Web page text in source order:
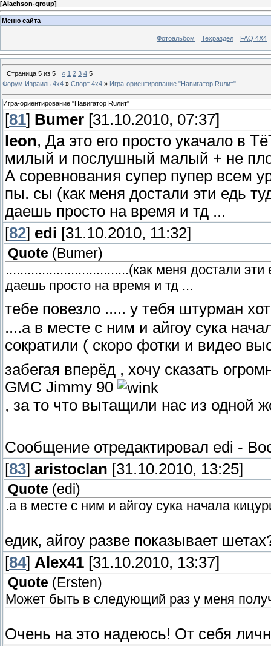
[Alachson-group]
Меню сайта
Фотоальбом Техраздел FAQ 4X4
Страница 5 из 5 « 1 2 3 4 5
Форум Израиль 4х4 » Спорт 4х4 » Игра-ориентирование "Навигатор Ruлит"
Игра-ориентирование "Навигатор Ruлит"
[81] Bumer [31.10.2010, 07:37]
leon, Да это его просто укачало в
милый и послушный малый + не
А соревнования супер пупер всем
пы. сы (как меня достали эти едь
даешь просто на время и тд ...
[82] edi [31.10.2010, 11:32]
Quote (Bumer)
..................................(как меня достали
даешь просто на время и тд ...
тебе повезло ..... у тебя штурман
....а в месте с ним и айгоу сука
сократили ( скоро фотки и видео
забегая вперёд , хочу сказать
GMC Jimmy 90
, за то что вытащили нас из одной
Сообщение отредактировал edi -
[83] aristoclan [31.10.2010, 13:25]
Quote (edi)
.а в месте с ним и айгоу сука начала
едик, айгоу разве показывает
[84] Alex41 [31.10.2010, 13:37]
Quote (Ersten)
Может быть в следующий раз у меня
Очень на это надеюсь! От себя